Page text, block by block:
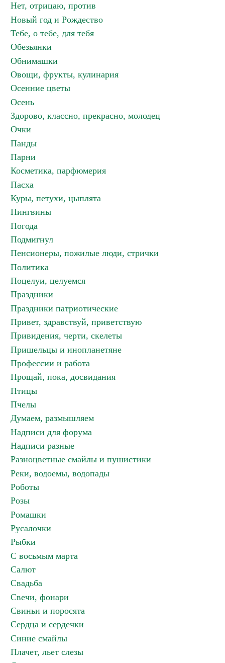
Нет, отрицаю, против
Новый год и Рождество
Тебе, о тебе, для тебя
Обезьянки
Обнимашки
Овощи, фрукты, кулинария
Осенние цветы
Осень
Здорово, классно, прекрасно, молодец
Очки
Панды
Парни
Косметика, парфюмерия
Пасха
Куры, петухи, цыплята
Пингвины
Погода
Подмигнул
Пенсионеры, пожилые люди, стрички
Политика
Поцелуи, целуемся
Праздники
Праздники патриотические
Привет, здравствуй, приветствую
Привидения, черти, скелеты
Пришельцы и инопланетяне
Профессии и работа
Прощай, пока, досвидания
Птицы
Пчелы
Думаем, размышляем
Надписи для форума
Надписи разные
Разноцветные смайлы и пушистики
Реки, водоемы, водопады
Роботы
Розы
Ромашки
Русалочки
Рыбки
С восьмым марта
Салют
Свадьба
Свечи, фонари
Свиньи и поросята
Сердца и сердечки
Синие смайлы
Плачет, льет слезы